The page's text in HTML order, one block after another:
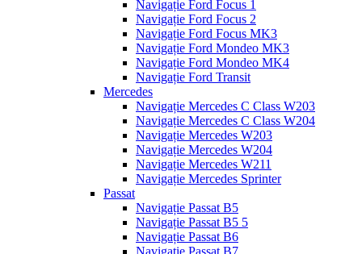
Navigație Ford Focus 1
Navigație Ford Focus 2
Navigație Ford Focus MK3
Navigație Ford Mondeo MK3
Navigație Ford Mondeo MK4
Navigație Ford Transit
Mercedes
Navigație Mercedes C Class W203
Navigație Mercedes C Class W204
Navigație Mercedes W203
Navigație Mercedes W204
Navigație Mercedes W211
Navigație Mercedes Sprinter
Passat
Navigație Passat B5
Navigație Passat B5 5
Navigație Passat B6
Navigație Passat B7